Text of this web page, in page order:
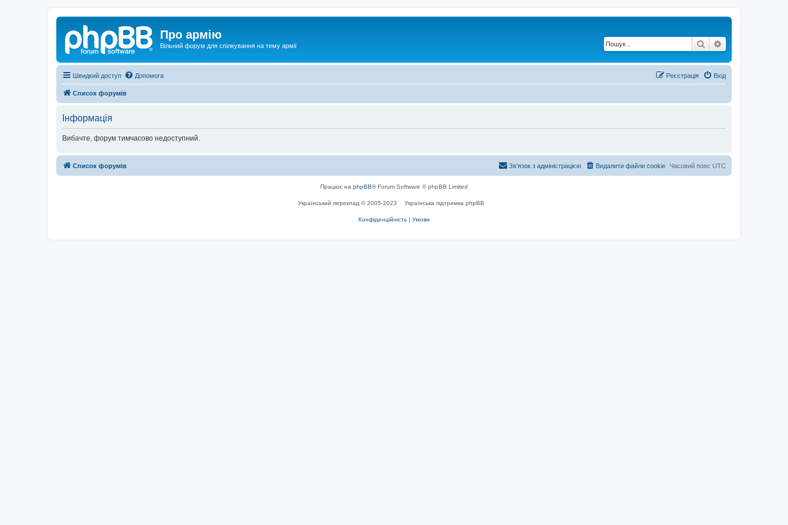
Про армію
Вільний форум для спілкування на тему армії Пошук
Швидкий доступ Допомога Вхід
Реєстрація
Список форумів
Інформація
Вибачте, форум тимчасово недоступний.
Список форумів Часовий пояс UTC
Видалити файли cookie
Зв'язок з адміністрацією
Працює на phpBB® Forum Software © phpBB Limited
Український переклад © 2005-2023 Українська підтримка phpBB
Конфіденційність | Умови